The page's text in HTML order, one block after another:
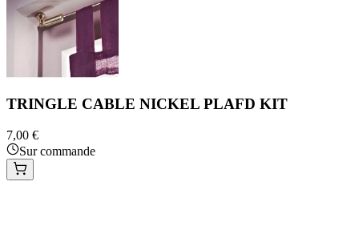
TRINGLE CABLE NICKEL PLAFD KIT
7,00 €
Sur commande